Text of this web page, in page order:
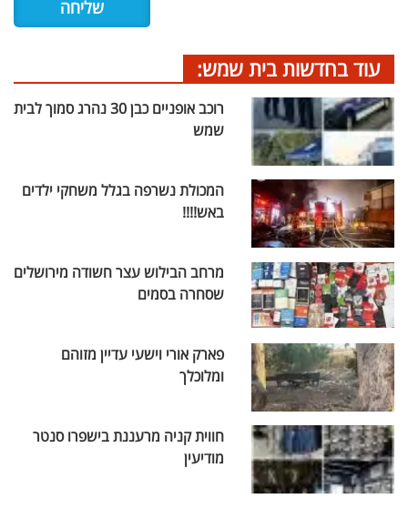
עוד בחדשות בית שמש:
רוכב אופניים כבן 30 נהרג סמוך לבית
שמש
המכולת נשרפה בגלל משחקי ילדים
באש!!!!
מרחב הבילוש עצר חשודה מירושלים
שסחרה בסמים
פארק אורי וישעי עדיין מזוהם
ומלוכלך
חווית קניה מרעננת בישפרו סנטר
מודיעין